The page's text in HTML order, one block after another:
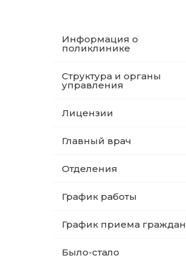
Информация о
поликлинике
Структура и органы
управления
Лицензии
Главный врач
Отделения
График работы
График приема граждан
Было-стало